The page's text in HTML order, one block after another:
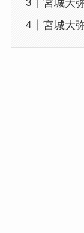
宮城大
宮城大